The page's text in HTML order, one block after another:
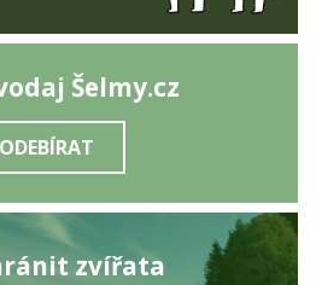
Šelmy.cz
ODEBÍRAT
zvířata